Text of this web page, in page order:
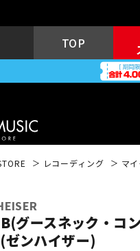
TOP
レコーディング マ
グースネック・コ
ゼンハイザー)